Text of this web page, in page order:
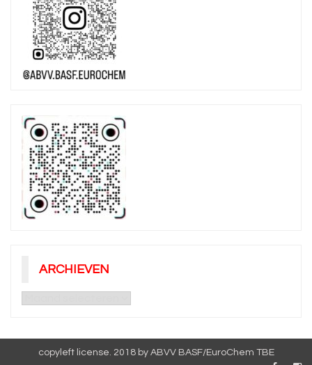
ARCHIEVEN
copyleft license. 2018 by ABVV BASF/EuroChem TBE